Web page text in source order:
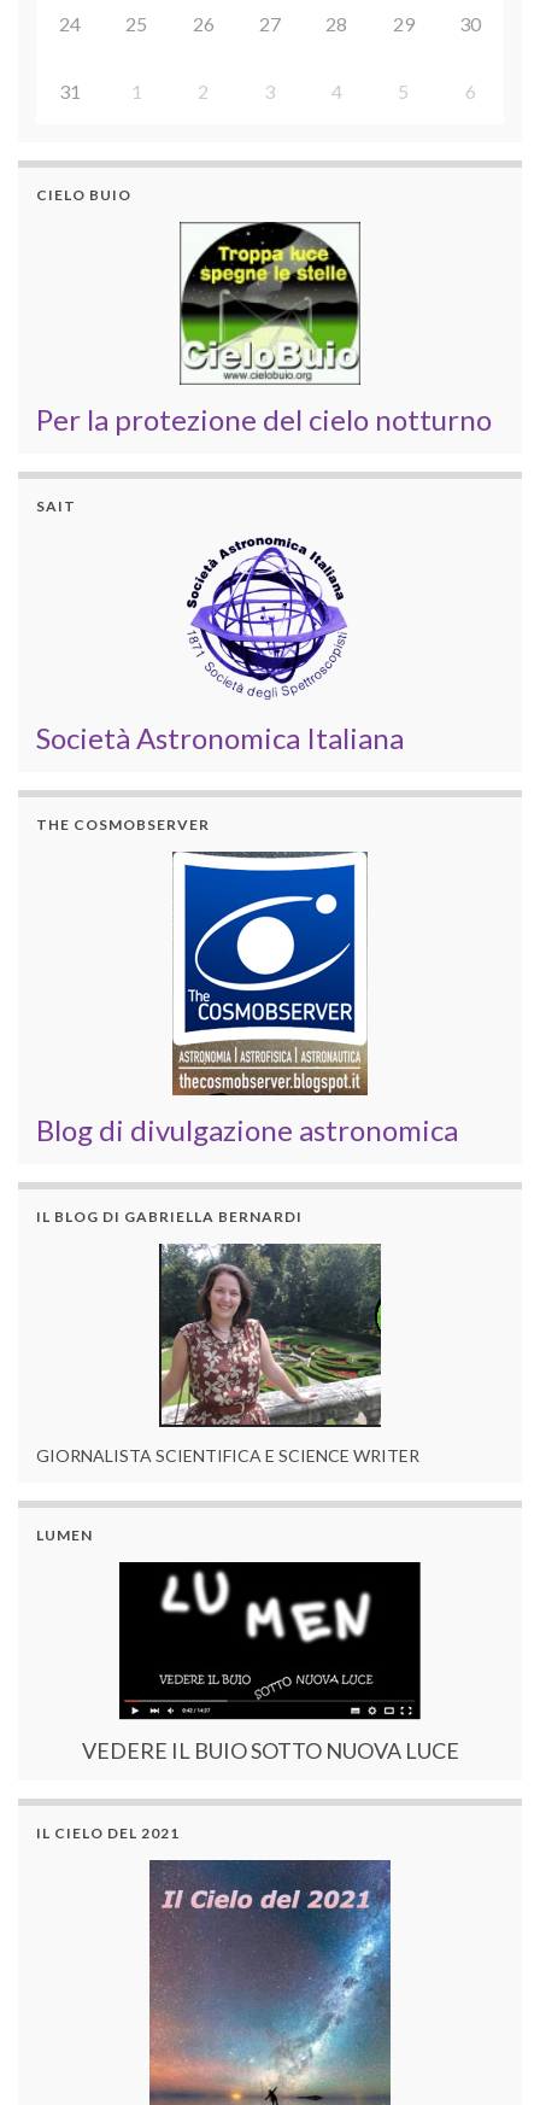
24 25 26 27 28 29 30
31 1 2 3 4 5 6
CIELO BUIO
Per la protezione del cielo notturno
SAIT
Società Astronomica Italiana
THE COSMOBSERVER
Blog di divulgazione astronomica
IL BLOG DI GABRIELLA BERNARDI
GIORNALISTA SCIENTIFICA E SCIENCE WRITER
LUMEN
VEDERE IL BUIO SOTTO NUOVA LUCE
IL CIELO DEL 2021